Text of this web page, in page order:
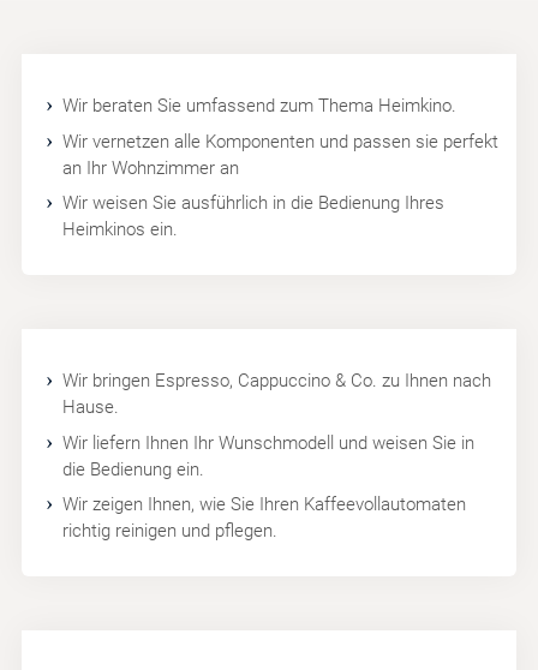
Wir beraten Sie umfassend zum Thema Heimkino.
Wir vernetzen alle Komponenten und passen sie perfekt
an Ihr Wohnzimmer an
Wir weisen Sie ausführlich in die Bedienung Ihres
Heimkinos ein.
Wir bringen Espresso, Cappuccino & Co. zu Ihnen nach
Hause.
Wir liefern Ihnen Ihr Wunschmodell und weisen Sie in
die Bedienung ein.
Wir zeigen Ihnen, wie Sie Ihren Kaffeevollautomaten
richtig reinigen und pflegen.